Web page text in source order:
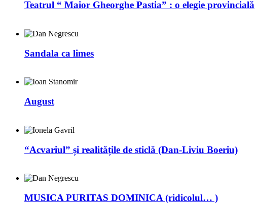
Teatrul “ Maior Gheorghe Pastia” : o elegie provincială
Sandala ca limes
August
“Acvariul” și realitățile de sticlă (Dan-Liviu Boeriu)
MUSICA PURITAS DOMINICA (ridicolul… )